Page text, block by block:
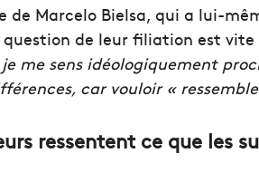
de Marcelo Bielsa, qui a lui-
de leur filiation est vite
me sens idéologiquement
car vouloir «
ressentent ce que les